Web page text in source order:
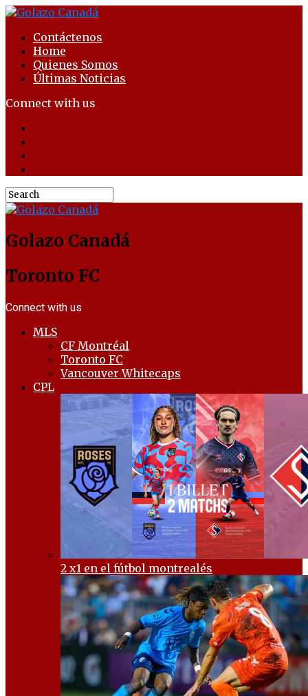
Contáctenos
Home
Quienes Somos
Últimas Noticias
Connect with us
Golazo Canadá
Toronto FC
Connect with us
MLS
CF Montréal
Toronto FC
Vancouver Whitecaps
CPL
2 x1 en el fútbol montrealés